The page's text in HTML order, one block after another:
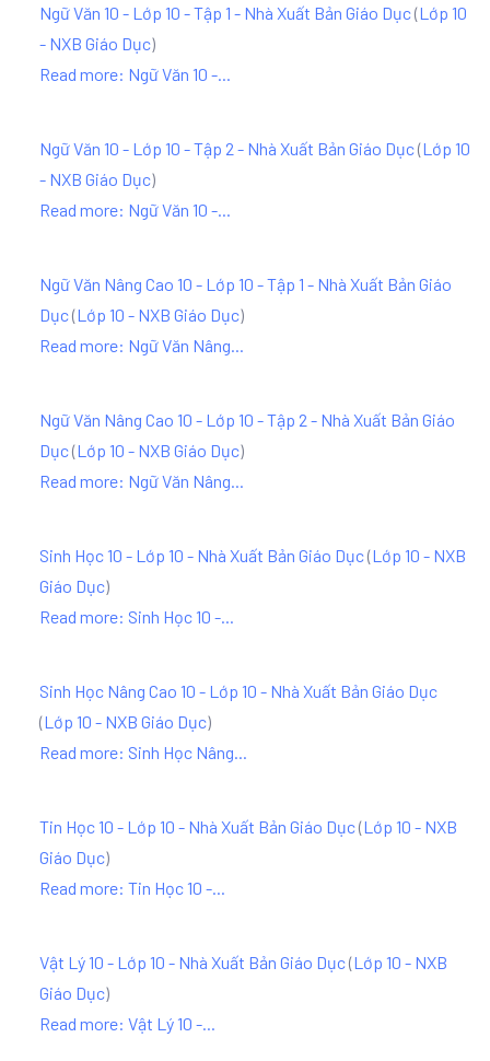
Ngữ Văn 10 - Lớp 10 - Tập 1 - Nhà Xuất Bản Giáo Dục(Lớp 10
- NXB Giáo Dục)
Read more: Ngữ Văn 10 -...
Ngữ Văn 10 - Lớp 10 - Tập 2 - Nhà Xuất Bản Giáo Dục(Lớp 10
- NXB Giáo Dục)
Read more: Ngữ Văn 10 -...
Ngữ Văn Nâng Cao 10 - Lớp 10 - Tập 1 - Nhà Xuất Bản Giáo
Dục(Lớp 10 - NXB Giáo Dục)
Read more: Ngữ Văn Nâng...
Ngữ Văn Nâng Cao 10 - Lớp 10 - Tập 2 - Nhà Xuất Bản Giáo
Dục(Lớp 10 - NXB Giáo Dục)
Read more: Ngữ Văn Nâng...
Sinh Học 10 - Lớp 10 - Nhà Xuất Bản Giáo Dục(Lớp 10 - NXB
Giáo Dục)
Read more: Sinh Học 10 -...
Sinh Học Nâng Cao 10 - Lớp 10 - Nhà Xuất Bản Giáo Dục
(Lớp 10 - NXB Giáo Dục)
Read more: Sinh Học Nâng...
Tin Học 10 - Lớp 10 - Nhà Xuất Bản Giáo Dục(Lớp 10 - NXB
Giáo Dục)
Read more: Tin Học 10 -...
Vật Lý 10 - Lớp 10 - Nhà Xuất Bản Giáo Dục(Lớp 10 - NXB
Giáo Dục)
Read more: Vật Lý 10 -...